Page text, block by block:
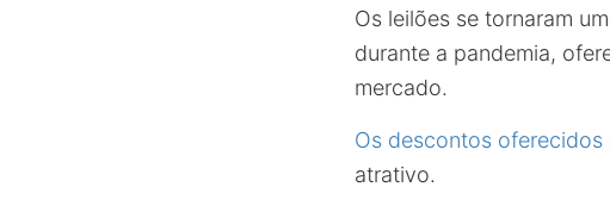
Os leilões se tornaram
durante a pandemia,
mercado.
Os descontos oferecidos
atrativo.